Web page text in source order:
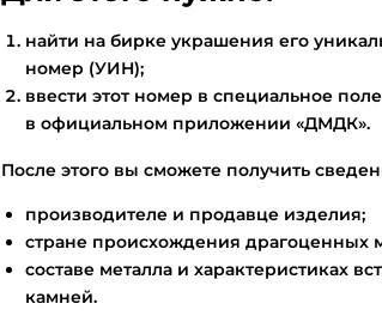
найти на бирке украшения его
номер (УИН);
ввести этот номер в специальное
в официальном приложении «ДМДК».
После этого вы сможете получить
производителе и продавце изделия;
стране происхождения драгоценных
составе металла и характеристиках
камней.